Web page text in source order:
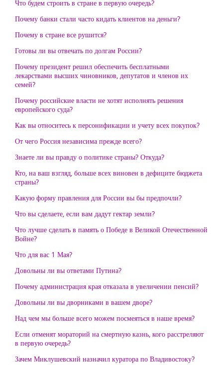
Что будем строить в стране в первую очередь?
Почему банки стали часто кидать клиентов на деньги?
Почему в стране все рушится?
Готовы ли вы отвечать по долгам России?
Почему президент решил обеспечить бесплатными
лекарствами высших чиновников, депутатов и членов их
семей?
Почему российские власти не хотят исполнять решения
европейского суда?
Как вы относитесь к персонификации и учету всех покупок?
От чего Россия независима прежде всего?
Знаете ли вы правду о политике страны? Откуда?
Кто, на ваш взгляд, больше всех виновен в дефиците бюджета
страны?
Какую форму правления для России вы бы предпочли?
Что вы сделаете, если вам дадут гектар земли?
Что лучше сделать в память о Победе в Великой Отечественной
Войне?
Что для вас 1 Мая?
Довольны ли вы ответами Путина?
Почему администрация края отказала в увеличении пенсий?
Довольны ли вы дворниками в вашем дворе?
Над чем мы больше всего можем посмеяться в наше время?
Если отменят мораторий на смертную казнь, кого расстреляют
в первую очередь?
Зачем Миклушевский назначил куратора по Владивостоку?